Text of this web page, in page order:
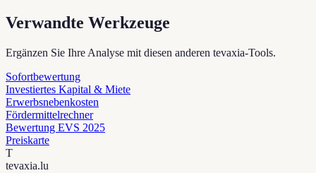
Verwandte Werkzeuge
Ergänzen Sie Ihre Analyse mit diesen anderen tevaxia-Tools.
Sofortbewertung
Investiertes Kapital & Miete
Erwerbsnebenkosten
Fördermittelrechner
Bewertung EVS 2025
Preiskarte
T
tevaxia.lu